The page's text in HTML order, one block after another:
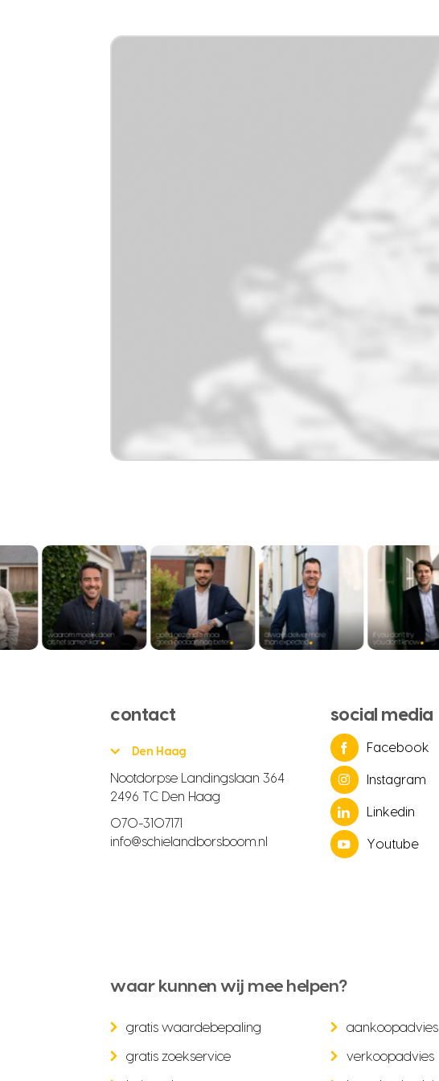
contact
Den Haag
Nootdorpse Landingslaan 364
2496 TC Den Haag
070-3107171
info@schielandborsboom.nl
social media
Facebook
Instagram
Linkedin
Youtube
waar kunnen wij mee helpen?
gratis waardebepaling
gratis zoekservice
aankoopadvies
verkoopadvies